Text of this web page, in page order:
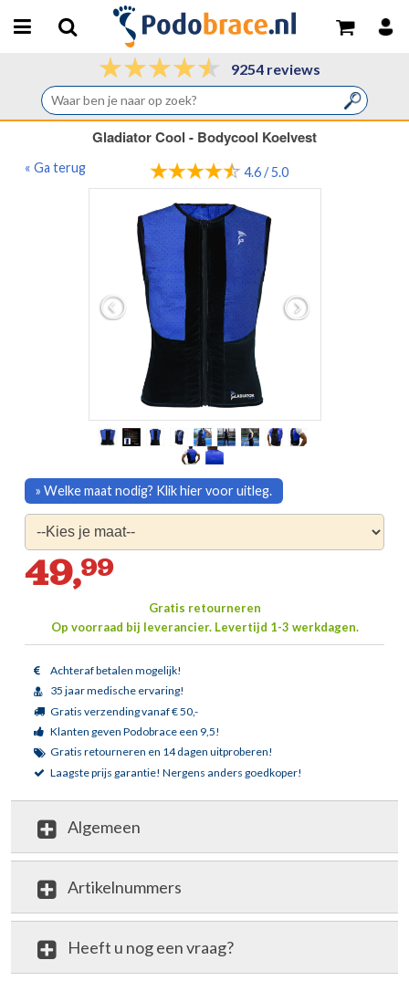
9254 reviews
Gladiator Cool - Bodycool Koelvest
« Ga terug 4.6 / 5.0
49,99
Gratis retourneren
Op voorraad bij leverancier.Levertijd 1-3 werkdagen.
Achteraf betalen mogelijk!
35 jaar medische ervaring!
Gratis verzending vanaf € 50,-
Klanten geven Podobrace een 9,5!
Gratis retourneren en 14 dagen uitproberen!
Laagste prijs garantie! Nergens anders goedkoper!
» Welke maat nodig? Klik hier voor uitleg.
Algemeen
Artikelnummers
Heeft u nog een vraag?